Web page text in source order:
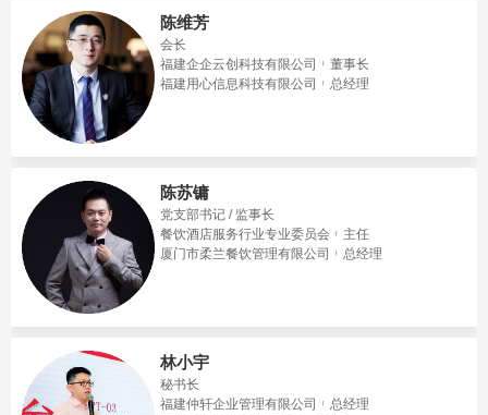
陈维芳
会长
福建企企云创科技有限公司
董事长
福建用心信息科技有限公司
总经理
陈苏镛
党支部书记 / 监事长
餐饮酒店服务行业专业委员会
主任
厦门市柔兰餐饮管理有限公司
总经理
林小宇
秘书长
福建仲轩企业管理有限公司
总经理